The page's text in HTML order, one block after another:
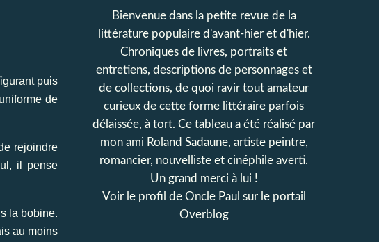
puis
de
rejoindre
il pense
la bobine.
au moins
Bienvenue dans la petite revue de la
littérature populaire d'avant-hier et d'hier.
Chroniques de livres, portraits et
entretiens, descriptions de personnages et
de collections, de quoi ravir tout amateur
curieux de cette forme littéraire parfois
délaissée, à tort. Ce tableau a été réalisé par
mon ami Roland Sadaune, artiste peintre,
romancier, nouvelliste et cinéphile averti.
Un grand merci à lui !
Voir le profil de Oncle Paul sur le portail
Overblog